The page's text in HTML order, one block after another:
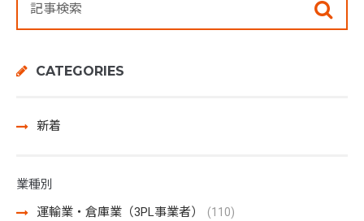
CATEGORIES
新着
業種別
運輸業・倉庫業（3PL事業者）
(110)